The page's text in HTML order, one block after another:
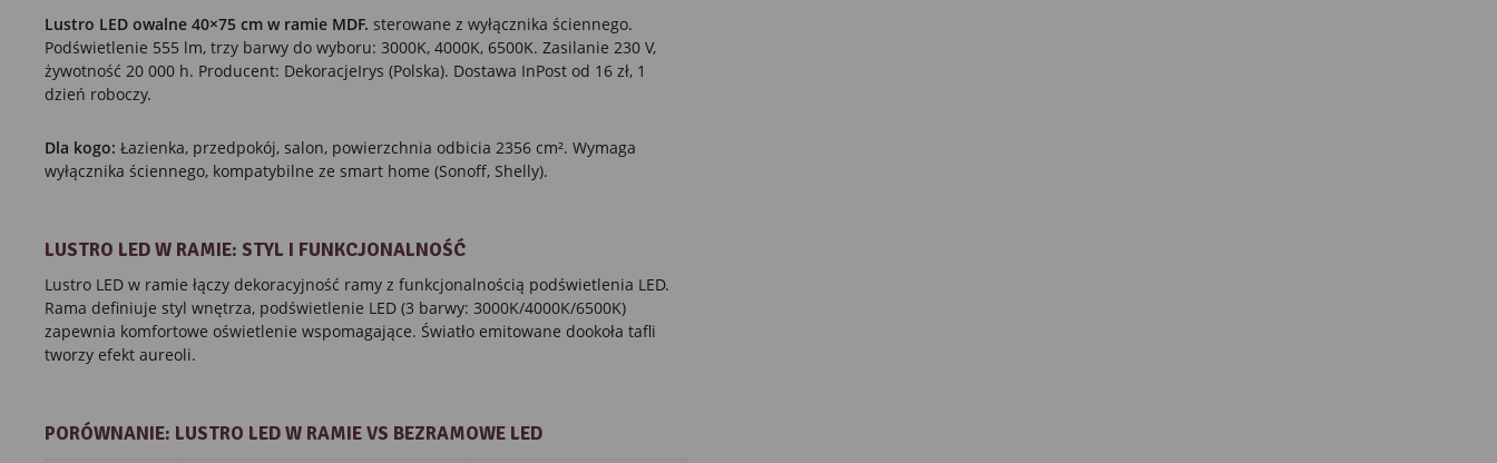
Lustro LED owalne 40×75 cm w ramie MDF. sterowane z wyłącznika ściennego.
Podświetlenie 555 lm, trzy barwy do wyboru: 3000K, 4000K, 6500K. Zasilanie 230 V,
żywotność 20 000 h. Producent: DekoracjeIrys (Polska). Dostawa InPost od 16 zł, 1
dzień roboczy.
Dla kogo: Łazienka, przedpokój, salon, powierzchnia odbicia 2356 cm². Wymaga
wyłącznika ściennego, kompatybilne ze smart home (Sonoff, Shelly).
LUSTRO LED W RAMIE: STYL I FUNKCJONALNOŚĆ
Lustro LED w ramie łączy dekoracyjność ramy z funkcjonalnością podświetlenia LED.
Rama definiuje styl wnętrza, podświetlenie LED (3 barwy: 3000K/4000K/6500K)
zapewnia komfortowe oświetlenie wspomagające. Światło emitowane dookoła tafli
tworzy efekt aureoli.
PORÓWNANIE: LUSTRO LED W RAMIE VS BEZRAMOWE LED